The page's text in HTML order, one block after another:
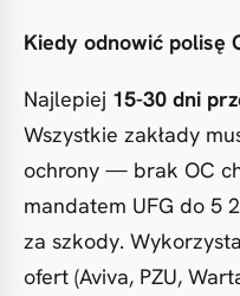
Kiedy odnowić polisę
Najlepiej 15-30 dni
Wszystkie zakłady
ochrony — brak OC
mandatem UFG do 5
za szkody.
ofert (Aviva, PZU,